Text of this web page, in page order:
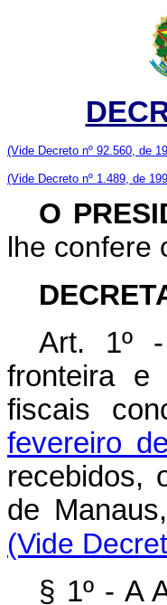
(Vide Decreto nº 92.560, de
(Vide Decreto nº 1.489, de
O
lhe confere
Art. 1º
fronteira e
fiscais
fevereiro
recebidos,
de
(Vide
§ 1º - A